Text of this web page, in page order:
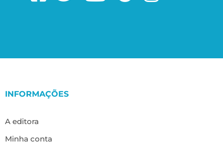
INFORMAÇÕES
A editora
Minha conta